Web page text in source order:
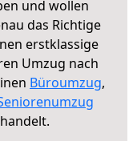
und wollen
das Richtige
erstklassige
Umzug nach
Büroumzug,
handelt.